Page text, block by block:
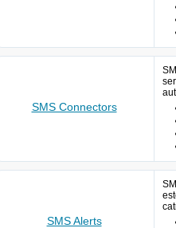
SMS Connectors
SMS Alerts